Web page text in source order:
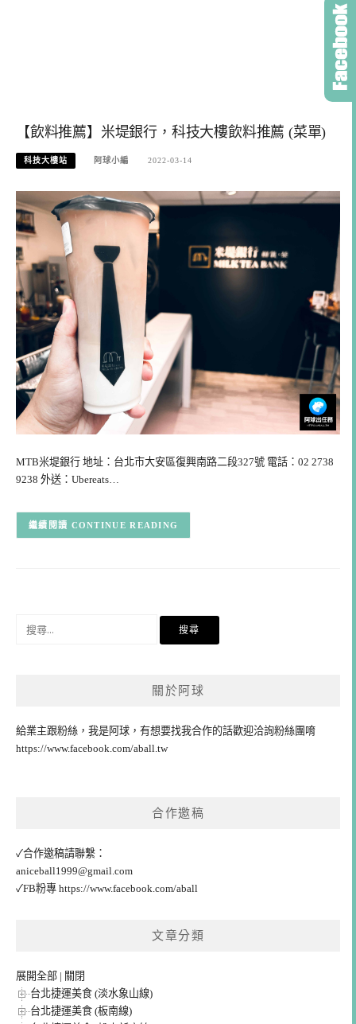
【飲料推薦】米堤銀行，科技大樓飲料推薦 (菜單)
科技大樓站 阿球小編 2022-03-14
MTB米堤銀行 地址：台北市大安區復興南路二段327號 電話：02 2738
9238 外送：Ubereats…
CONTINUE READING
關於阿球
給業主跟粉絲，我是阿球，有想要找我合作的話歡迎洽詢粉絲團唷
https://www.facebook.com/aball.tw
合作邀稿
✓合作邀稿請聯繫：
aniceball1999@gmail.com
✓FB粉專 https://www.facebook.com/aball
文章分類
展開全部 | 關閉
台北捷運美食 (淡水象山線)
台北捷運美食 (板南線)